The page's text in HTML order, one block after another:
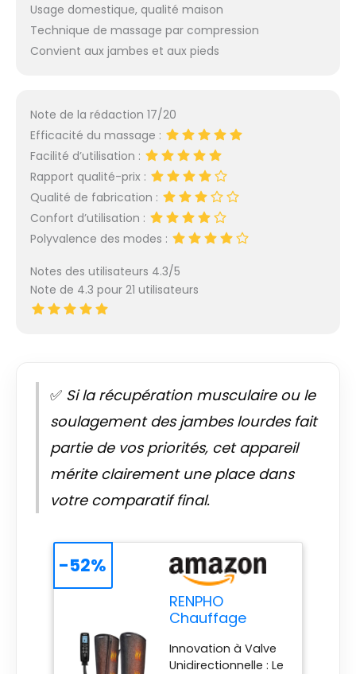
Usage domestique, qualité maison
Technique de massage par compression
Convient aux jambes et aux pieds
Note de la rédaction 17/20
Efficacité du massage :
Facilité d’utilisation :
Rapport qualité-prix :
Qualité de fabrication :
Confort d’utilisation :
Polyvalence des modes :
Notes des utilisateurs 4.3/5
Note de 4.3 pour 21 utilisateurs
✅ Si la récupération musculaire ou le
soulagement des jambes lourdes fait
partie de vos priorités, cet appareil
mérite clairement une place dans
votre comparatif final.
RENPHO
Chauffage
Pressothérapie
Jambes,
Innovation à Valve
Unidirectionnelle : Le
-52%